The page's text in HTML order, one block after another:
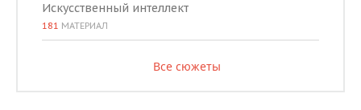
Искусственный интеллект
181 МАТЕРИАЛ
Все сюжеты